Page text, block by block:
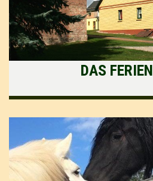
DAS